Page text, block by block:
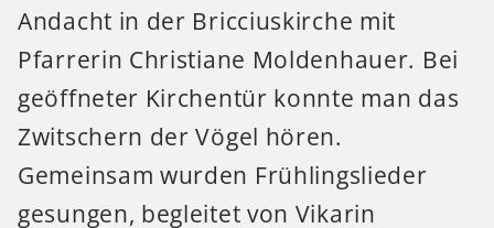
Andacht in der Bricciuskirche mit
Pfarrerin Christiane Moldenhauer. Bei
geöffneter Kirchentür konnte man das
Zwitschern der Vögel hören.
Gemeinsam wurden Frühlingslieder
gesungen, begleitet von Vikarin